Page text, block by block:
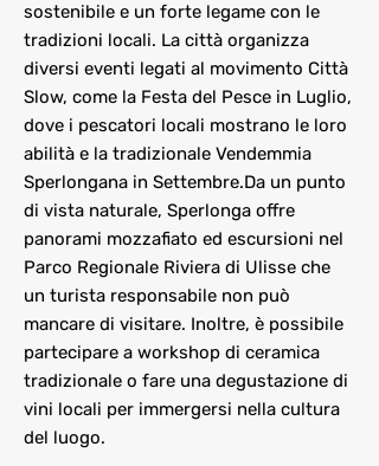
sostenibile e un forte legame con le
tradizioni locali. La città organizza
diversi eventi legati al movimento Città
Slow, come la Festa del Pesce in Luglio,
dove i pescatori locali mostrano le loro
abilità e la tradizionale Vendemmia
Sperlongana in Settembre.Da un punto
di vista naturale, Sperlonga offre
panorami mozzafiato ed escursioni nel
Parco Regionale Riviera di Ulisse che
un turista responsabile non può
mancare di visitare. Inoltre, è possibile
partecipare a workshop di ceramica
tradizionale o fare una degustazione di
vini locali per immergersi nella cultura
del luogo.